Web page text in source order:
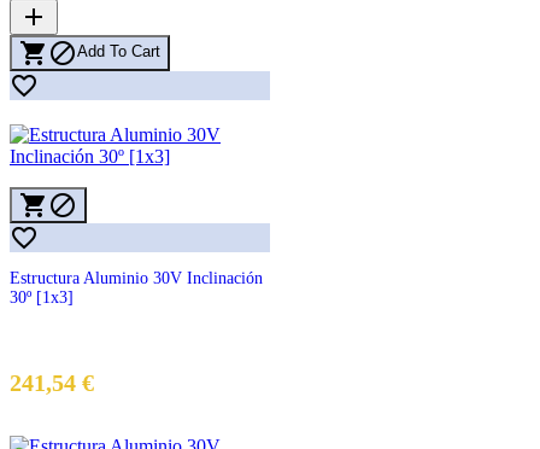
add
 Add To Cart

 

Estructura Aluminio 30V Inclinación
30º [1x3]
241,54 €